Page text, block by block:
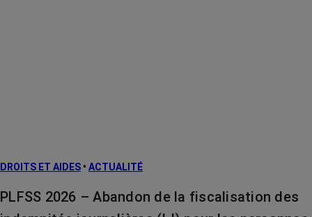
DROITS ET AIDES • ACTUALITÉ
PLFSS 2026 – Abandon de la fiscalisation des